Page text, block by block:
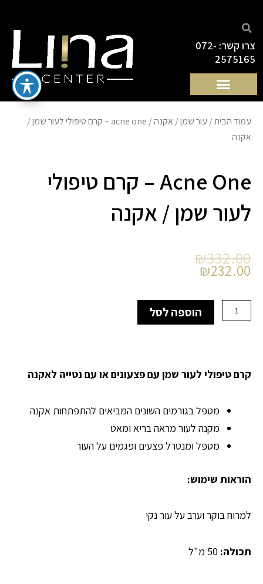
צרו קשר: 072-
2575165
עמוד הבית/ עור שמן / אקנה
/ acne one – קרם טיפולי לעור שמן /
אקנה
Acne One – קרם טיפולי
לעור שמן / אקנה
₪332.00
המחיר
המקורי
₪332.00.
₪232.00
המחיר
הנוכחי
₪232.00.
כמות
acne
טיפולי
הוספה לסל
קרם טיפולי לעור שמן עם פצעונים או עם נטייה לאקנה
מטפל בגורמים השונים המביאים להתפתחות אקנה
מקנה לעור מראה בריא ומאט
מטפל ומנטרל פצעים ופגמים על העור
הוראות שימוש:
למרוח בוקר וערב על עור נקי
תכולה: